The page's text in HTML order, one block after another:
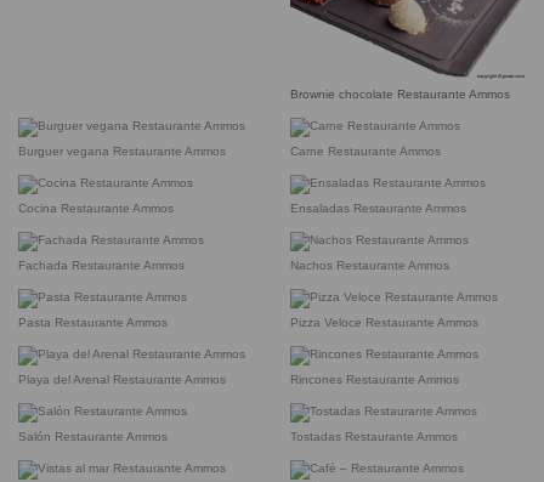
Brownie chocolate Restaurante Ammos
Burguer vegana Restaurante Ammos Carne Restaurante Ammos
Cocina Restaurante Ammos Ensaladas Restaurante Ammos
Fachada Restaurante Ammos Nachos Restaurante Ammos
Pasta Restaurante Ammos Pizza Veloce Restaurante Ammos
Playa del Arenal Restaurante Ammos Rincones Restaurante Ammos
Salón Restaurante Ammos Tostadas Restaurante Ammos